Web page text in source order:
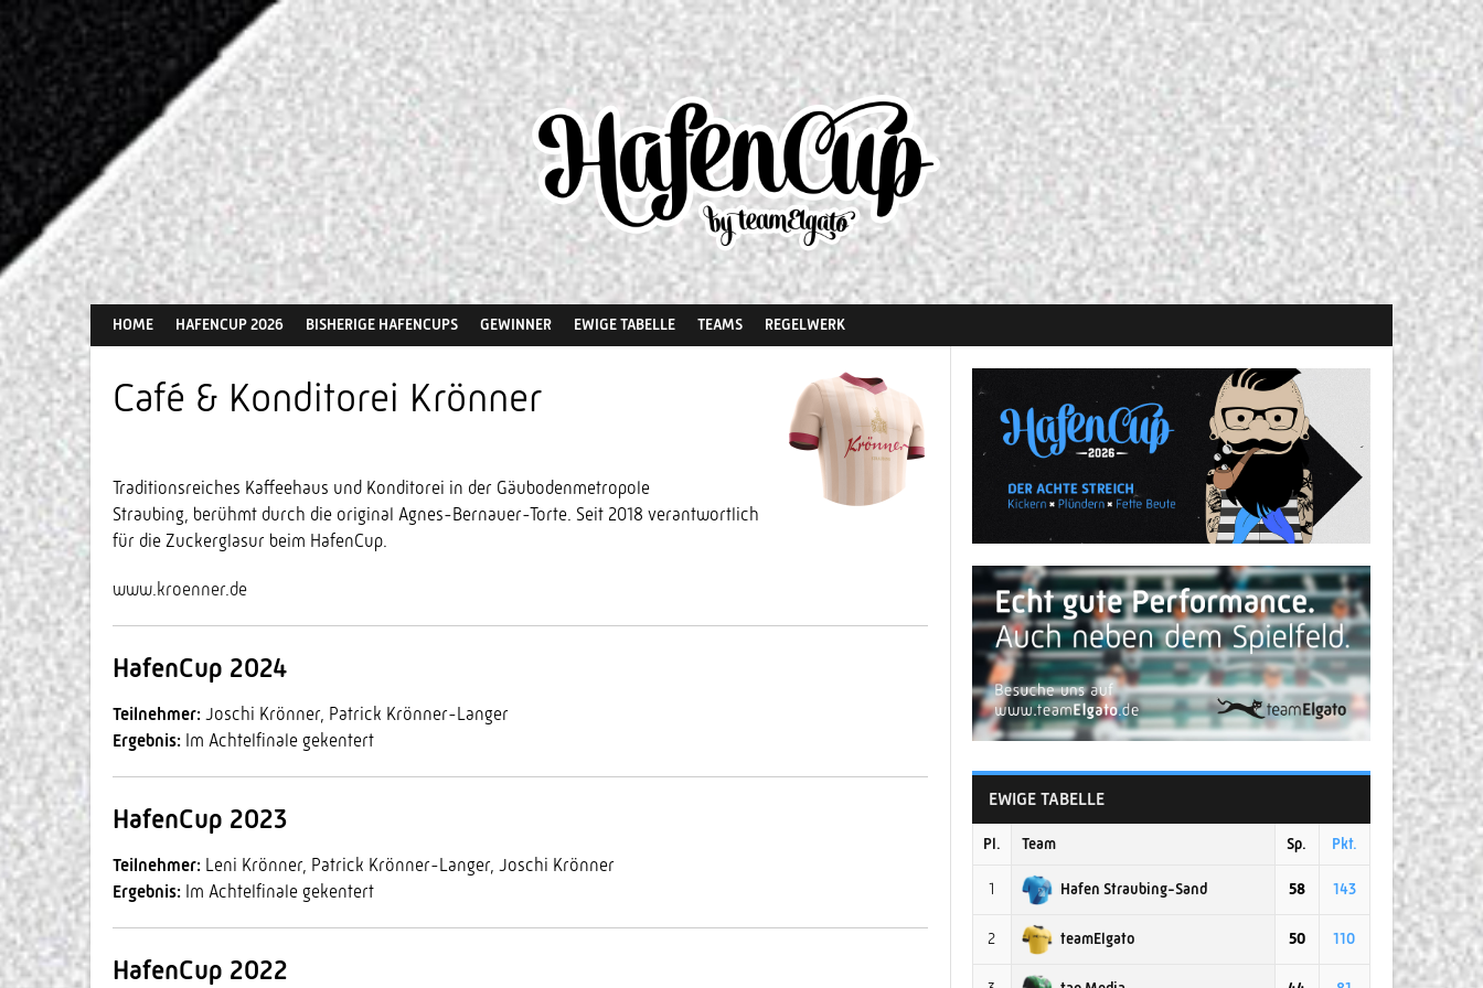
zum
Inhalt
HOME HAFENCUP 2026 BISHERIGE HAFENCUPS GEWINNER EWIGE TABELLE TEAMS REGELWERK
Café & Konditorei Krönner
Traditionsreiches Kaffeehaus und Konditorei in der Gäubodenmetropole
Straubing, berühmt durch die original Agnes-Bernauer-Torte. Seit 2018 verantwortlich
für die Zuckerglasur beim HafenCup.
www.kroenner.de
HafenCup 2024
Teilnehmer: Joschi Krönner, Patrick Krönner-Langer
Ergebnis: Im Achtelfinale gekentert
HafenCup 2023
Teilnehmer: Leni Krönner, Patrick Krönner-Langer, Joschi Krönner
Ergebnis: Im Achtelfinale gekentert
HafenCup 2022
EWIGE TABELLE
Pl. Team Sp. Pkt.
1 Hafen Straubing-Sand 58 143
2 teamElgato 50 110